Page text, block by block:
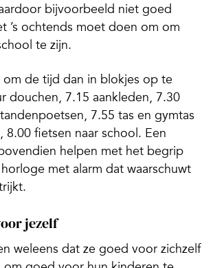
bijvoorbeeld niet goed
’s ochtends moet doen om om
te zijn.
om de tijd dan in blokjes op te
douchen, 7.15 aankleden, 7.30
7.55 tas en gymtas
8.00 fietsen naar school. Een
helpen met het begrip
met alarm dat waarschuwt
jezelf
weleens dat ze goed voor zichzelf